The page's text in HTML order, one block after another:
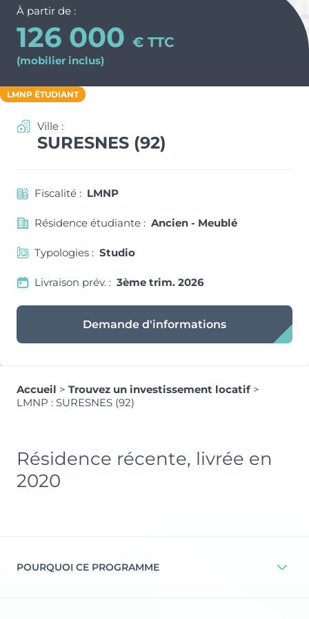
Monuments Historiques
Déficit Foncier
LLI
Nos métiers et nos valeurs
Chiffres clés de l’entreprise
Politique RH
Recrutement
ESPACE PARTENAIRES
À partir de :
126 000 € TTC
(mobilier inclus)
LMNP ÉTUDIANT
Ville :
SURESNES (92)
Fiscalité : LMNP
Résidence étudiante : Ancien - Meublé
Typologies : Studio
Livraison prév. : 3ème trim. 2026
Demande d'informations
Accueil > Trouvez un investissement locatif >
LMNP : SURESNES (92)
Résidence récente, livrée en
2020
POURQUOI CE PROGRAMME